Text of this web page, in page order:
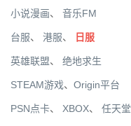
小说漫画、 音乐FM
台服、 港服、 日服
英雄联盟、 绝地求生
STEAM游戏、 Origin平台
PSN点卡、 XBOX、 任天堂